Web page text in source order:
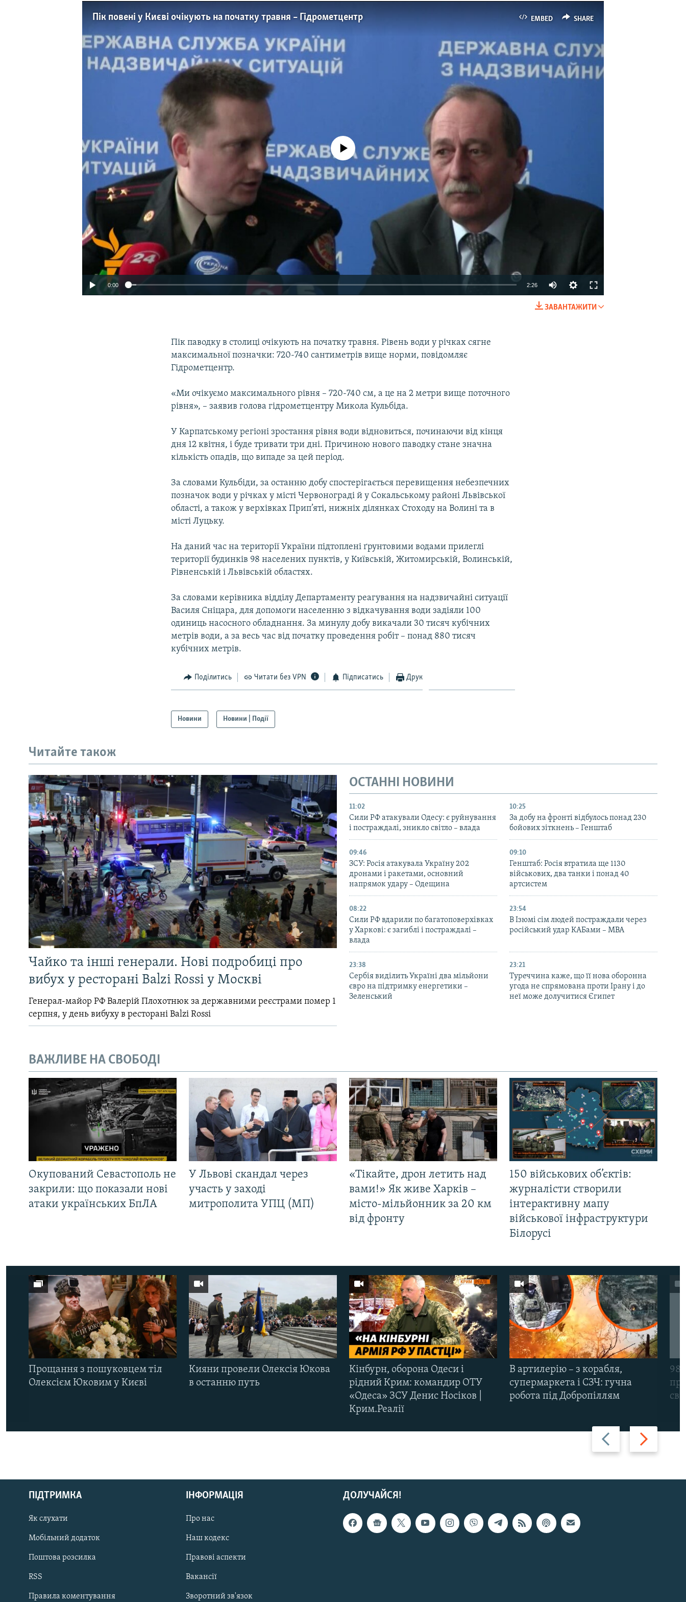
РУС
ДОЛУЧАЙСЯ!
EMBED SHARE
Пік повені у Києві очікують на початку травня – Гідрометцентр
No media source currently available
0:00 2:26
ЗАВАНТАЖИТИ
Пік паводку в столиці очікують на початку травня. Рівень води у річках сягне
максимальної позначки: 720-740 сантиметрів вище норми, повідомляє
Гідрометцентр.
«Ми очікуємо максимального рівня – 720-740 см, а це на 2 метри вище поточного
рівня», – заявив голова гідрометцентру Микола Кульбіда.
У Карпатському регіоні зростання рівня води відновиться, починаючи від кінця
дня 12 квітня, і буде тривати три дні. Причиною нового паводку стане значна
кількість опадів, що випаде за цей період.
За словами Кульбіди, за останню добу спостерігається перевищення небезпечних
позначок води у річках у місті Червонограді й у Сокальському районі Львівської
області, а також у верхівках Прип’яті, нижніх ділянках Стоходу на Волині та в
місті Луцьку.
На даний час на території України підтоплені ґрунтовими водами прилеглі
території будинків 98 населених пунктів, у Київській, Житомирській, Волинській,
Рівненській і Львівській областях.
За словами керівника відділу Департаменту реагування на надзвичайні ситуації
Василя Сніцара, для допомоги населенню з відкачування води задіяли 100
одиниць насосного обладнання. За минулу добу викачали 30 тисяч кубічних
метрів води, а за весь час від початку проведення робіт – понад 880 тисяч
кубічних метрів.
Поділитись Читати без VPN Підписатись Друк
Новини Новини | Події
Читайте також
Чайко та інші генерали. Нові подробиці про
вибух у ресторані Balzi Rossi у Москві
Генерал-майор РФ Валерій Плохотнюк за державними реєстрами помер 1
серпня, у день вибуху в ресторані Balzi Rossi
ОСТАННІ НОВИНИ
11:02
Сили РФ атакували Одесу: є руйнування
і постраждалі, зникло світло – влада
10:25
За добу на фронті відбулось понад 230
бойових зіткнень – Генштаб
09:46
ЗСУ: Росія атакувала Україну 202
дронами і ракетами, основний
напрямок удару – Одещина
09:10
Генштаб: Росія втратила ще 1130
військових, два танки і понад 40
артсистем
08:22
Сили РФ вдарили по багатоповерхівках
у Харкові: є загиблі і постраждалі –
влада
23:54
В Ізюмі сім людей постраждали через
російський удар КАБами – МВА
23:38
Сербія виділить Україні два мільйони
євро на підтримку енергетики –
Зеленський
23:21
Туреччина каже, що її нова оборонна
угода не спрямована проти Ірану і до
неї може долучитися Єгипет
ВАЖЛИВЕ НА СВОБОДІ
Окупований Севастополь не
закрили: що показали нові
атаки українських БпЛА
У Львові скандал через
участь у заході
митрополита УПЦ (МП)
«Тікайте, дрон летить над
вами!» Як живе Харків –
місто-мільйонник за 20 км
від фронту
150 військових об’єктів:
журналісти створили
інтерактивну мапу
військової інфраструктури
Білорусі
Назад Вперед
Прощання з пошуковцем тіл
Олексієм Юковим у Києві
Кияни провели Олексія Юкова
в останню путь
Кінбурн, оборона Одеси і
рідний Крим: командир ОТУ
«Одеса» ЗСУ Денис Носіков |
Крим.Реалії
В артилерію – з корабля,
супермаркета і СЗЧ: гучна
робота під Добропіллям
98-
ДОЛУЧАЙСЯ!
ПІДТРИМКА
Як слухати
Мобільний додаток
Поштова розсилка
RSS
Правила коментування
ІНФОРМАЦІЯ
Про нас
Наш кодекс
Правові аспекти
Вакансії
Зворотний зв'язок